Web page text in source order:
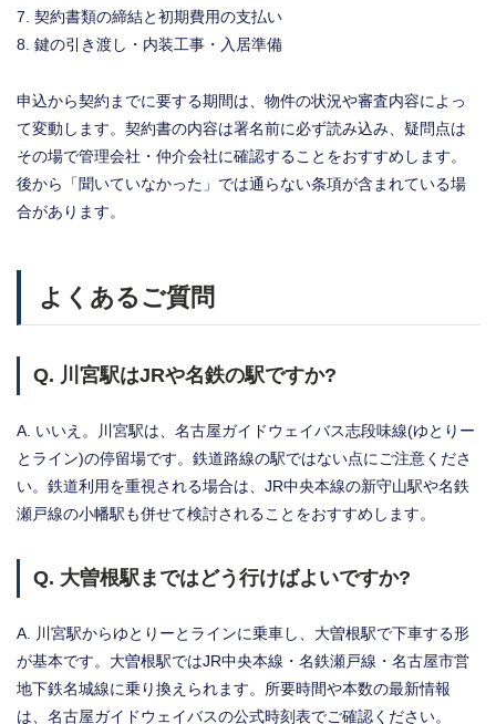
契約書類の締結と初期費用の支払い
鍵の引き渡し・内装工事・入居準備
申込から契約までに要する期間は、物件の状況や審査内容によっ
て変動します。契約書の内容は署名前に必ず読み込み、疑問点は
その場で管理会社・仲介会社に確認することをおすすめします。
後から「聞いていなかった」では通らない条項が含まれている場
合があります。
よくあるご質問
Q. 川宮駅はJRや名鉄の駅ですか?
A. いいえ。川宮駅は、名古屋ガイドウェイバス志段味線(ゆとりー
とライン)の停留場です。鉄道路線の駅ではない点にご注意くださ
い。鉄道利用を重視される場合は、JR中央本線の新守山駅や名鉄
瀬戸線の小幡駅も併せて検討されることをおすすめします。
Q. 大曽根駅まではどう行けばよいですか?
A. 川宮駅からゆとりーとラインに乗車し、大曽根駅で下車する形
が基本です。大曽根駅ではJR中央本線・名鉄瀬戸線・名古屋市営
地下鉄名城線に乗り換えられます。所要時間や本数の最新情報
は、名古屋ガイドウェイバスの公式時刻表でご確認ください。